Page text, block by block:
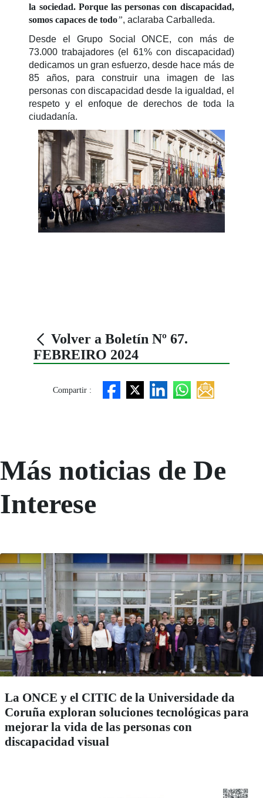
la sociedad. Porque las personas con discapacidad,
somos capaces de todo”, aclaraba Carballeda.
Desde el Grupo Social ONCE, con más de
73.000 trabajadores (el 61% con discapacidad)
dedicamos un gran esfuerzo, desde hace más de
85 años, para construir una imagen de las
personas con discapacidad desde la igualdad, el
respeto y el enfoque de derechos de toda la
ciudadanía.
Volver a Boletín Nº 67.
FEBREIRO 2024
Compartir :
Más noticias de De
Interese
La ONCE y el CITIC de la Universidade da
Coruña exploran soluciones tecnológicas para
mejorar la vida de las personas con
discapacidad visual